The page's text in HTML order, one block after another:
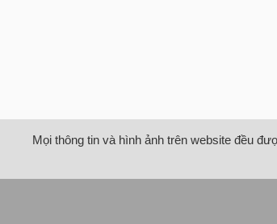
Mọi thông tin và hình ảnh trên website đều